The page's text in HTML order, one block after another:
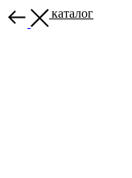
Назад в каталог